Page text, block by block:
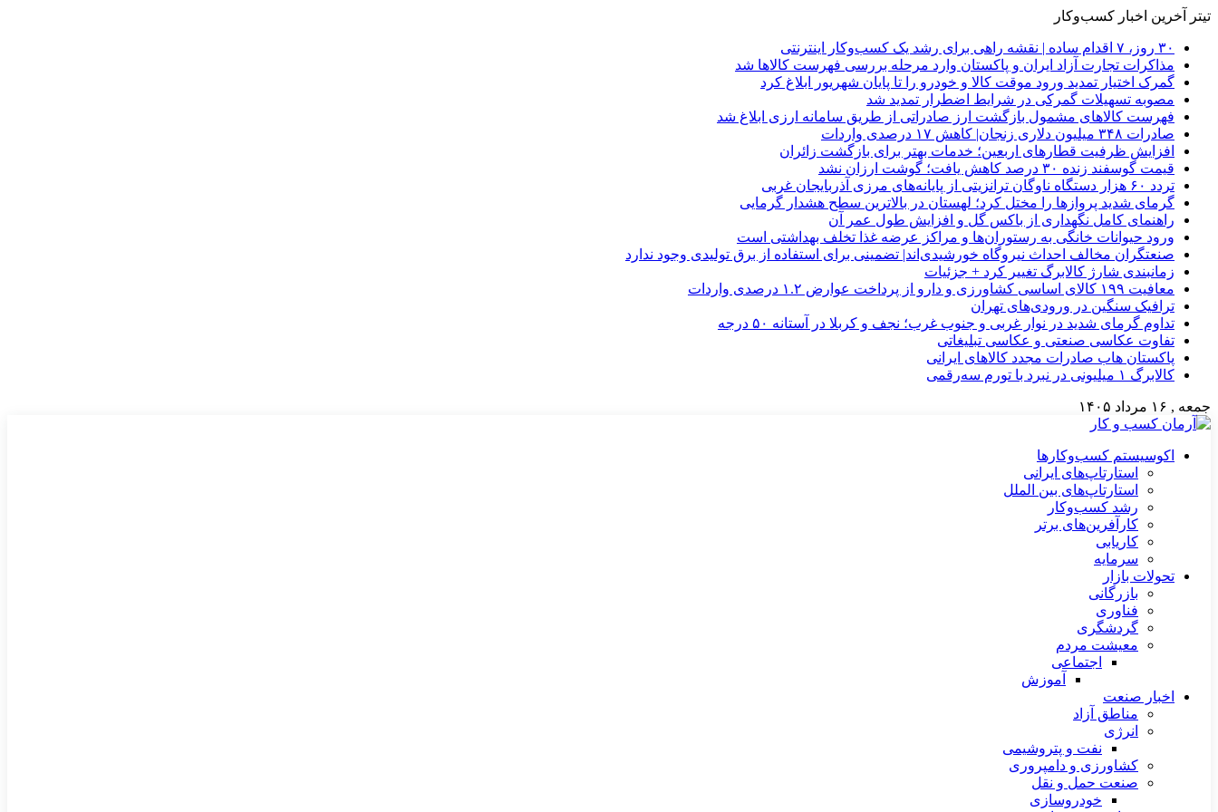
تیتر آخرین اخبار کسب‌وکار
۳۰ روز، ۷ اقدام ساده | نقشه راهی برای رشد یک کسب‌وکار اینترنتی
مذاکرات تجارت آزاد ایران و پاکستان وارد مرحله بررسی فهرست کالاها شد
گمرک اختیار تمدید ورود موقت کالا و خودرو را تا پایان شهریور ابلاغ کرد
مصوبه تسهیلات گمرکی در شرایط اضطرار تمدید شد
فهرست کالاهای مشمول بازگشت ارز صادراتی از طریق سامانه ارزی ابلاغ شد
صادرات ۳۴۸ میلیون دلاری زنجان| ‌کاهش ۱۷ درصدی واردات
افزایش ظرفیت قطارهای اربعین؛ خدمات بهتر برای بازگشت زائران
قیمت گوسفند زنده ۳۰ درصد کاهش یافت؛ گوشت ارزان نشد
تردد ۶۰ هزار دستگاه ناوگان ترانزیتی از پایانه‌های مرزی آذربایجان ‌غربی
گرمای شدید پروازها را مختل کرد؛ لهستان در بالاترین سطح هشدار گرمایی
راهنمای کامل نگهداری از باکس گل و افزایش طول عمر آن
ورود حیوانات خانگی به رستوران‌ها و مراکز عرضه غذا تخلف بهداشتی است
صنعتگران مخالف احداث نیروگاه خورشیدی‌اند| تضمینی برای استفاده از برق تولیدی وجود ندارد
زمانبندی شارژ کالابرگ تغییر کرد + جزئیات
معافیت ۱۹۹ کالای اساسی کشاورزی و دارو از پرداخت عوارض ۱.۲ درصدی واردات
ترافیک سنگین در ورودی‌های تهران
تداوم گرمای شدید در نوار غربی و جنوب غرب؛ نجف و کربلا در آستانه ۵۰ درجه
تفاوت عکاسی صنعتی و عکاسی تبلیغاتی
پاکستان هاب صادرات مجدد کالاهای ایرانی
کالابرگ ۱ میلیونی در نبرد با تورم سه‌رقمی
جمعه , ۱۶ مرداد ۱۴۰۵
اکوسیستم کسب‌وکارها
استارتاپ‌های ایرانی
استارتاپ‌های بین الملل
رشد کسب‌وکار
کارآفرین‌های برتر
کاریابی
سرمایه
تحولات بازار
بازرگانی
فناوری
گردشگری
معیشت مردم
اجتماعی
آموزش
اخبار صنعت
مناطق آزاد
انرژی
نفت و پتروشیمی
کشاورزی و دامپروری
صنعت حمل و نقل
خودروسازی